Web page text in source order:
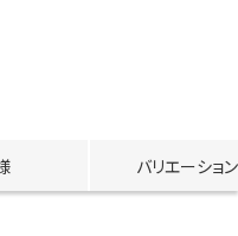
バリエーション